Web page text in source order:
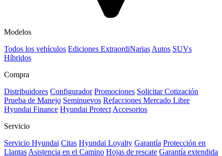
Modelos
Todos los vehículos Ediciones ExtraordiNarias Autos SUVs
Híbridos
Compra
Distribuidores Configurador Promociones Solicitar Cotización
Prueba de Manejo Seminuevos Refacciones Mercado Libre
Hyundai Finance Hyundai Protect Accesorios
Servicio
Servicio Hyundai Citas Hyundai Loyalty Garantía Protección en
Llantas Asistencia en el Camino Hojas de rescate Garantía extendida